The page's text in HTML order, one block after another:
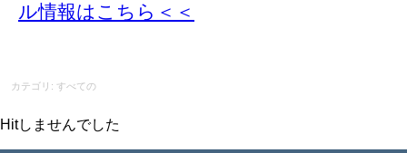
ル情報はこちら＜＜
カテゴリ: すべての
Hitしませんでした